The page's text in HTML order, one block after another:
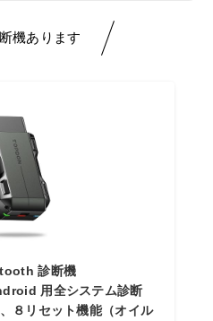
機あります
診断機
用全システム診断
８リセット機能（オイル